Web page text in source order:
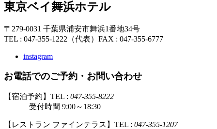
東京ベイ舞浜ホテル
〒279-0031 千葉県浦安市舞浜1番地34号
TEL : 047-355-1222（代表） FAX : 047-355-6777
instagram
お電話でのご予約・お問い合わせ
【宿泊予約】TEL : 047-355-8222
受付時間 9:00～18:30
【レストラン ファインテラス】TEL : 047-355-1207